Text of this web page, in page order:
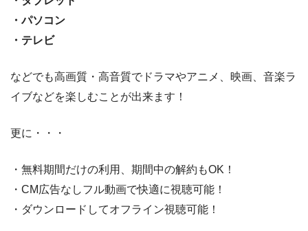
・パソコン
・テレビ
などでも高画質・高音質でドラマやアニメ、映画、音楽ラ
イブなどを楽しむことが出来ます！
更に・・・
・無料期間だけの利用、期間中の解約もOK！
・CM広告なしフル動画で快適に視聴可能！
・ダウンロードしてオフライン視聴可能！